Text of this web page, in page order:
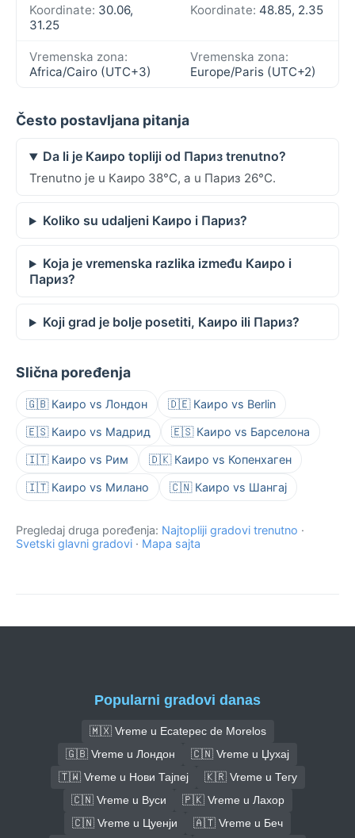
Koordinate: 30.06,
31.25
Koordinate: 48.85, 2.35
Vremenska zona:
Africa/Cairo (UTC+3)
Vremenska zona:
Europe/Paris (UTC+2)
Često postavljana pitanja
Da li je Каиро topliji od Париз trenutno?
Trenutno je u Каиро 38°C, a u Париз 26°C.
Koliko su udaljeni Каиро i Париз?
Koja je vremenska razlika između Каиро i
Париз?
Koji grad je bolje posetiti, Каиро ili Париз?
Slična poređenja
🇬🇧 Каиро vs Лондон 🇩🇪 Каиро vs Berlin
🇪🇸 Каиро vs Мадрид 🇪🇸 Каиро vs Барселона
🇮🇹 Каиро vs Рим 🇩🇰 Каиро vs Копенхаген
🇮🇹 Каиро vs Милано 🇨🇳 Каиро vs Шангај
Pregledaj druga poređenja: Najtopliji gradovi trenutno ·
Svetski glavni gradovi · Mapa sajta
Popularni gradovi danas
🇲🇽 Vreme u Ecatepec de Morelos
🇬🇧 Vreme u Лондон
🇨🇳 Vreme u Џухај
🇹🇼 Vreme u Нови Тајпеј
🇰🇷 Vreme u Тегу
🇨🇳 Vreme u Вуси
🇵🇰 Vreme u Лахор
🇨🇳 Vreme u Цуенји
🇦🇹 Vreme u Беч